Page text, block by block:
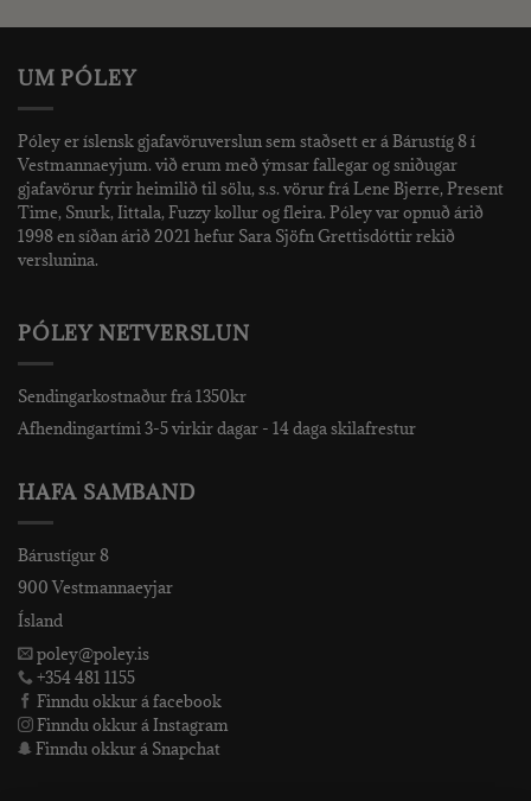
UM PÓLEY
Póley er íslensk gjafavöruverslun sem staðsett er á Bárustíg 8 í
Vestmannaeyjum. við erum með ýmsar fallegar og sniðugar
gjafavörur fyrir heimilið til sölu, s.s. vörur frá Lene Bjerre, Present
Time, Snurk, Iittala, Fuzzy kollur og fleira. Póley var opnuð árið
1998 en síðan árið 2021 hefur Sara Sjöfn Grettisdóttir rekið
verslunina.
PÓLEY NETVERSLUN
Sendingarkostnaður frá 1350kr
Afhendingartími 3-5 virkir dagar - 14 daga skilafrestur
HAFA SAMBAND
Bárustígur 8
900 Vestmannaeyjar
Ísland
poley@poley.is
+354 481 1155
Finndu okkur á facebook
Finndu okkur á Instagram
Finndu okkur á Snapchat